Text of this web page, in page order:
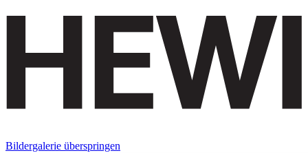
Bildergalerie überspringen